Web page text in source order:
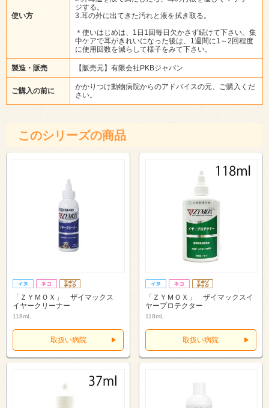
使い方
ジする。
3.耳の外に出てきた汚れと液を拭き取る。
＊使いはじめは、1日1回毎日欠かさず続けて下さい。集
中ケアで耳がきれいになった後は、1週間に1～2回程度
に使用回数を減らして様子をみて下さい。
製造・販売 【販売元】有限会社PKBジャパン
ご購入の前に
かかりつけ動物病院からのアドバイスの元、ご購入くだ
さい。
このシリーズの商品
「ＺＹＭＯＸ」 ザイマックス
イヤークリーナー
118mL
取扱い病院
「ＺＹＭＯＸ」 ザイマックスイ
ヤープロテクター
118mL
取扱い病院